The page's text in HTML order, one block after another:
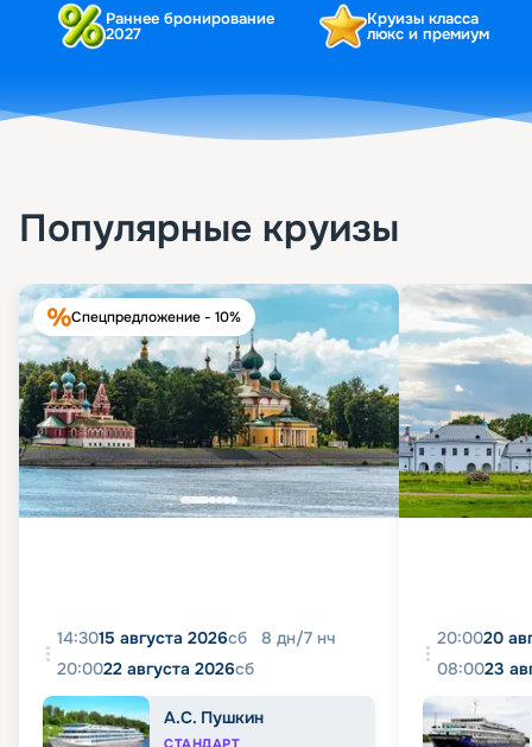
Раннее бронирование
2027
Круизы класса
люкс и премиум
Популярные круизы
Спецпредложение - 10%
14:3015 августа 2026сб 8 дн/7 нч
20:0022 августа 2026сб
А.С. Пушкин
20:0020
08:0023